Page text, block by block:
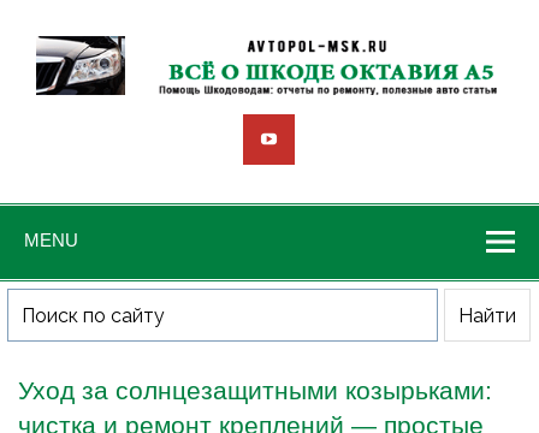
MENU
Уход за солнцезащитными козырьками:
чистка и ремонт креплений — простые